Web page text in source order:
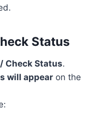
Status
Check Status.
will appear on the